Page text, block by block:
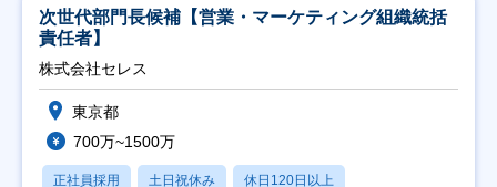
次世代部門長候補【営業・マーケティング組織統括
責任者】
株式会社セレス
東京都
700万~1500万
正社員採用 土日祝休み 休日120日以上